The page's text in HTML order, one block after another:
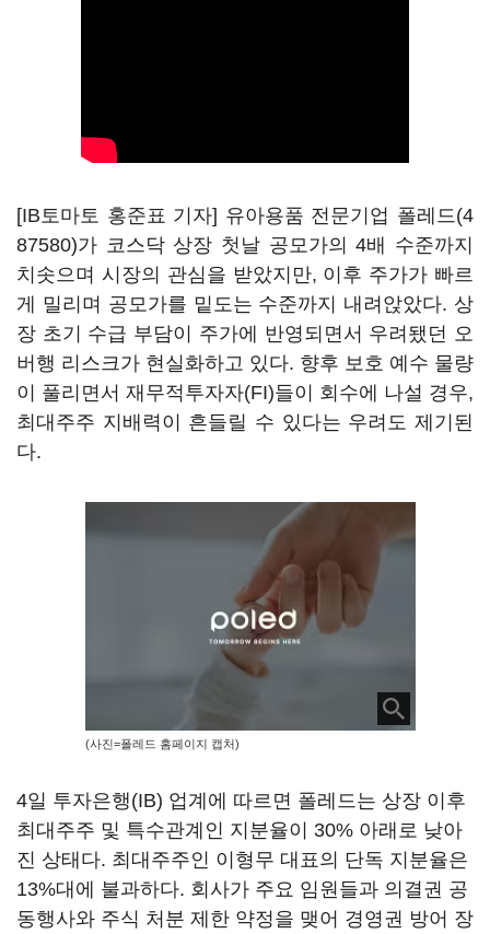
[IB토마토 홍준표 기자] 유아용품 전문기업 폴레드(4
87580)가 코스닥 상장 첫날 공모가의 4배 수준까지
치솟으며 시장의 관심을 받았지만, 이후 주가가 빠르
게 밀리며 공모가를 밑도는 수준까지 내려앉았다. 상
장 초기 수급 부담이 주가에 반영되면서 우려됐던 오
버행 리스크가 현실화하고 있다. 향후 보호 예수 물량
이 풀리면서 재무적투자자(FI)들이 회수에 나설 경우,
최대주주 지배력이 흔들릴 수 있다는 우려도 제기된
다.
(사진=폴레드 홈페이지 캡처)
4일 투자은행(IB) 업계에 따르면 폴레드는 상장 이후
최대주주 및 특수관계인 지분율이 30% 아래로 낮아
진 상태다. 최대주주인 이형무 대표의 단독 지분율은
13%대에 불과하다. 회사가 주요 임원들과 의결권 공
동행사와 주식 처분 제한 약정을 맺어 경영권 방어 장